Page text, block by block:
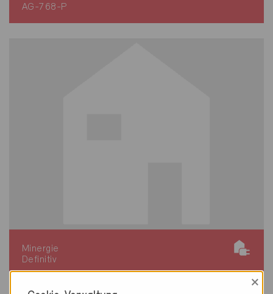
AG-768-P
Minergie
Definitiv
×